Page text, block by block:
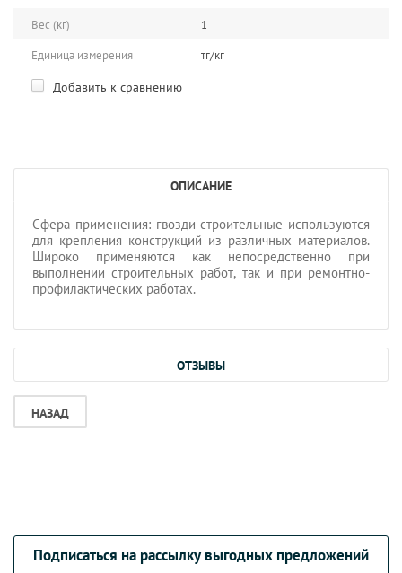
Вес (кг)
1
Единица измерения
тг/кг
Добавить к сравнению
ОПИСАНИЕ
Сфера применения: гвозди строительные используются
для крепления конструкций из различных материалов.
Широко применяются как непосредственно при
выполнении строительных работ, так и при ремонтно-
профилактических работах.
ОТЗЫВЫ
НАЗАД
Подписаться на рассылку выгодных предложений